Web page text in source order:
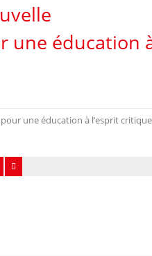
une éducation
une éducation à l’esprit critique